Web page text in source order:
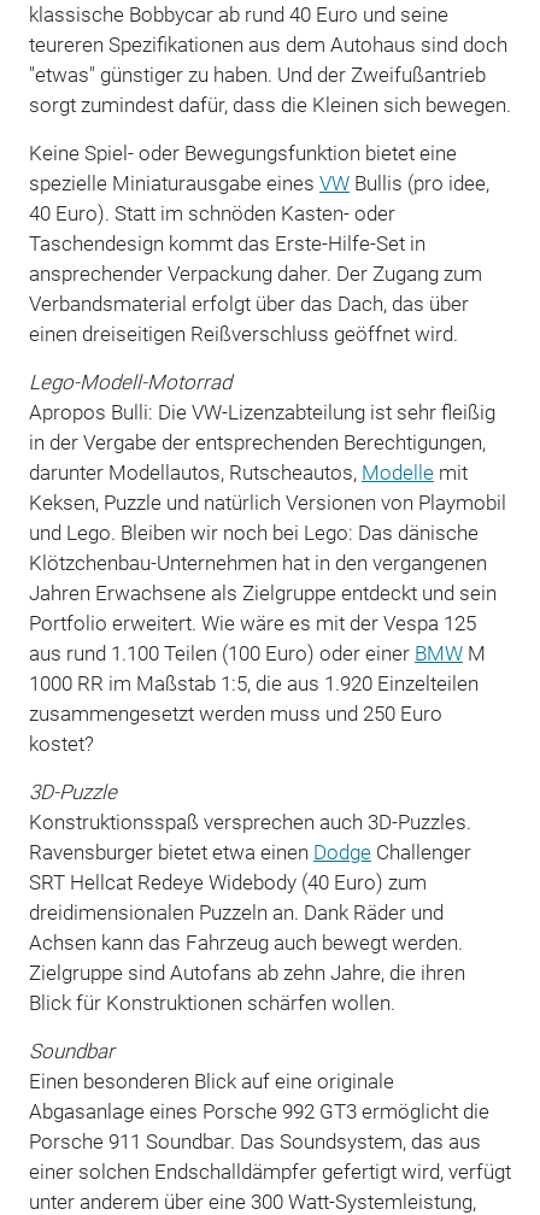
klassische Bobbycar ab rund 40 Euro und seine
teureren Spezifikationen aus dem Autohaus sind doch
"etwas" günstiger zu haben. Und der Zweifußantrieb
sorgt zumindest dafür, dass die Kleinen sich bewegen.
Keine Spiel- oder Bewegungsfunktion bietet eine
spezielle Miniaturausgabe eines VWBullis (pro idee,
40 Euro). Statt im schnöden Kasten- oder
Taschendesign kommt das Erste-Hilfe-Set in
ansprechender Verpackung daher. Der Zugang zum
Verbandsmaterial erfolgt über das Dach, das über
einen dreiseitigen Reißverschluss geöffnet wird.
Lego-Modell-Motorrad
Apropos Bulli: Die VW-Lizenzabteilung ist sehr fleißig
in der Vergabe der entsprechenden Berechtigungen,
darunter Modellautos, Rutscheautos, Modellemit
Keksen, Puzzle und natürlich Versionen von Playmobil
und Lego. Bleiben wir noch bei Lego: Das dänische
Klötzchenbau-Unternehmen hat in den vergangenen
Jahren Erwachsene als Zielgruppe entdeckt und sein
Portfolio erweitert. Wie wäre es mit der Vespa 125
aus rund 1.100 Teilen (100 Euro) oder einer BMWM
1000 RR im Maßstab 1:5, die aus 1.920 Einzelteilen
zusammengesetzt werden muss und 250 Euro
kostet?
3D-Puzzle
Konstruktionsspaß versprechen auch 3D-Puzzles.
Ravensburger bietet etwa einen DodgeChallenger
SRT Hellcat Redeye Widebody (40 Euro) zum
dreidimensionalen Puzzeln an. Dank Räder und
Achsen kann das Fahrzeug auch bewegt werden.
Zielgruppe sind Autofans ab zehn Jahre, die ihren
Blick für Konstruktionen schärfen wollen.
Soundbar
Einen besonderen Blick auf eine originale
Abgasanlage eines Porsche 992 GT3 ermöglicht die
Porsche 911 Soundbar. Das Soundsystem, das aus
einer solchen Endschalldämpfer gefertigt wird, verfügt
unter anderem über eine 300 Watt-Systemleistung,